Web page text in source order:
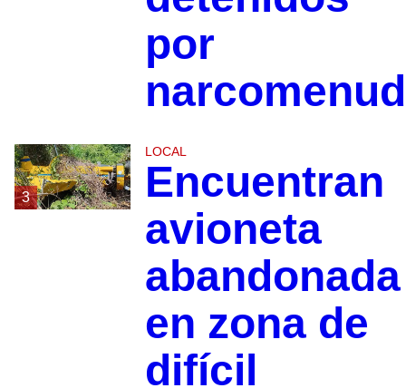
por
3
LOCAL
Encuentran
avioneta
abandonada
en zona de
difícil